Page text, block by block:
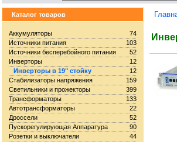
Каталог товаров
74
Аккумуляторы
103
Источники питания
52
Источники бесперебойного питания
12
Инверторы
12
Инверторы в 19" стойку
159
Стабилизаторы напряжения
399
Светильники и прожекторы
133
Трансформаторы
22
Автотрансформаторы
52
Дроссели
90
Пускорегулирующая Аппаратура
44
Розетки и выключатели